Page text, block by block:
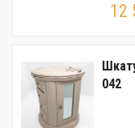
12
042